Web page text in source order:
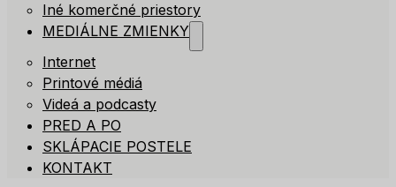
Iné komerčné priestory
MEDIÁLNE ZMIENKY
Internet
Printové médiá
Videá a podcasty
PRED A PO
SKLÁPACIE POSTELE
KONTAKT